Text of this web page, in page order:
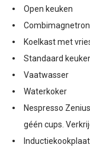
Open keuken
Combimagnetron
Koelkast met
Standaard
Vaatwasser
Waterkoker
Nespresso
géén cups.